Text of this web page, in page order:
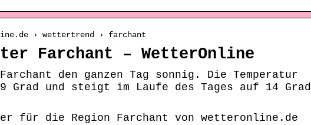
› wettertrend › farchant
Farchant – WetterOnline
den ganzen Tag sonnig. Die Temperatur
und steigt im Laufe des Tages auf 14 Grad
für die Region Farchant von wetteronline.de